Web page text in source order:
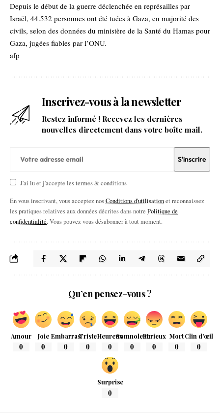
Depuis le début de la guerre déclenchée en représailles par
Israël, 44.532 personnes ont été tuées à Gaza, en majorité des
civils, selon des données du ministère de la Santé du Hamas pour
Gaza, jugées fiables par l’ONU.
afp
Inscrivez-vous à la newsletter
Restez informé ! Recevez les dernières
nouvelles directement dans votre boîte mail.
J'ai lu et j'accepte les termes & conditions
En vous inscrivant, vous acceptez nosConditions d'utilisationet reconnaissez
les pratiques relatives aux données décrites dans notre Politique de
confidentialité. Vous pouvez vous désabonner à tout moment.
Qu’en pensez-vous ?
Amour
0
Joie
0
Embarras
0
Triste
0
Heureux
0
Somnolent
0
Furieux
0
Mort
0
Clin d'œil
0
Surprise
0